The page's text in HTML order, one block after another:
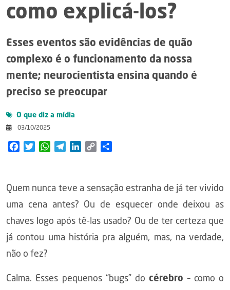
como explicá-los?
Esses eventos são evidências de quão
complexo é o funcionamento da nossa
mente; neurocientista ensina quando é
preciso se preocupar
O que diz a mídia
03/10/2025
FacebookTwitterWhatsAppTelegramLinkedIn
Copy
Quem nunca teve a sensação estranha de já ter vivido
uma cena antes? Ou de esquecer onde deixou as
chaves logo após tê-las usado? Ou de ter certeza que
já contou uma história pra alguém, mas, na verdade,
não o fez?
Calma. Esses pequenos “bugs” docérebro – como o